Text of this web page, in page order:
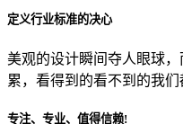
贵公司的团队规模是？
目前主要的营销渠道是？
定义行业标准的决心
美观的设计瞬间夺人眼球
累，看得到的看不到的我们
专注、专业、值得信赖!